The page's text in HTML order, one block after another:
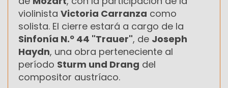
violinista Victoria Carranza como
solista. El cierre estará a cargo de la
Sinfonía N.º 44 "Trauer", de Joseph
Haydn, una obra perteneciente al
período Sturm und Drang del
compositor austríaco.